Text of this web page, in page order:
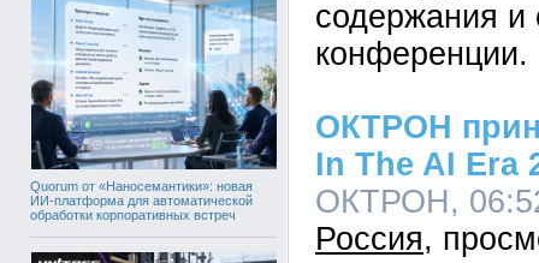
Quorum от «Наносемантики»: новая
ИИ-платформа для автоматической
обработки корпоративных встреч
содержания и
конференции.
ОКТРОН
In The AI Era
ОКТРОН,
Россия